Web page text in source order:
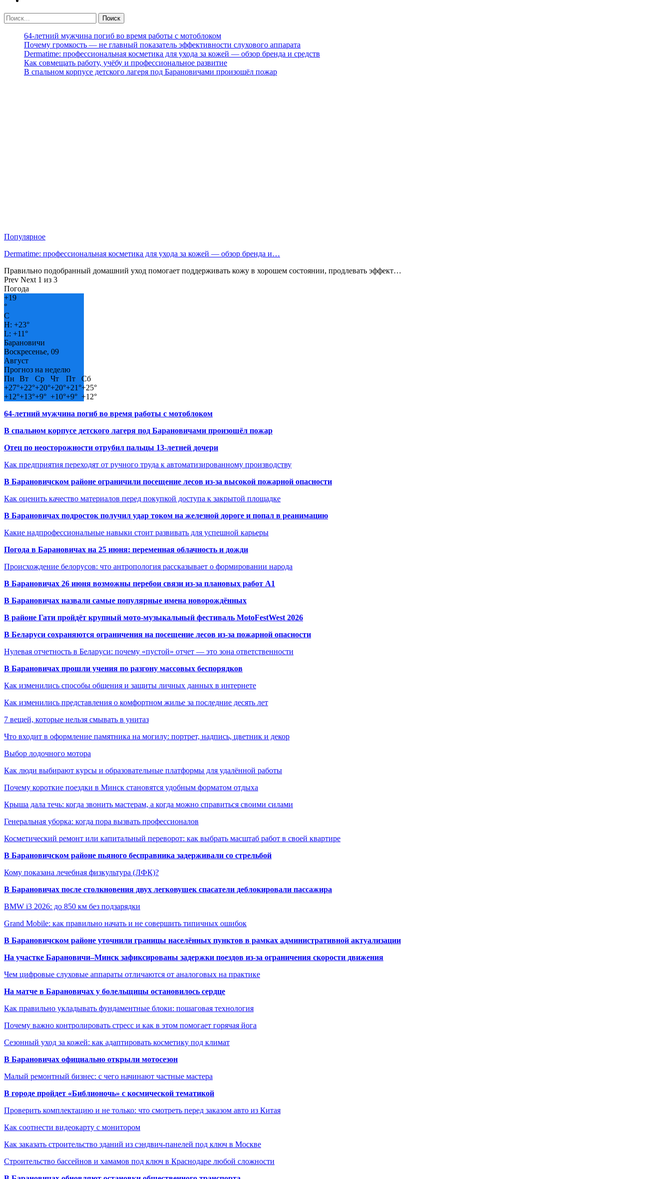
64-летний мужчина погиб во время работы с мотоблоком
Почему громкость — не главный показатель эффективности слухового аппарата
Dermatime: профессиональная косметика для ухода за кожей — обзор бренда и средств
Как совмещать работу, учёбу и профессиональное развитие
В спальном корпусе детского лагеря под Барановичами произошёл пожар
Популярное
Dermatime: профессиональная косметика для ухода за кожей — обзор бренда и…
Правильно подобранный домашний уход помогает поддерживать кожу в хорошем состоянии, продлевать эффект…
Prev Next 1 из 3
Погода
+19
°
C
H: +23°
L: +11°
Барановичи
Воскресенье, 09
Август
Прогноз на неделю
Пн
Вт Ср Чт Пт
Сб
+27°+22°+20°+20°+21°+25°
+12°+13°+9° +10°+9° +12°
64-летний мужчина погиб во время работы с мотоблоком
В спальном корпусе детского лагеря под Барановичами произошёл пожар
Отец по неосторожности отрубил пальцы 13-летней дочери
Как предприятия переходят от ручного труда к автоматизированному производству
В Барановичском районе ограничили посещение лесов из-за высокой пожарной опасности
Как оценить качество материалов перед покупкой доступа к закрытой площадке
В Барановичах подросток получил удар током на железной дороге и попал в реанимацию
Какие надпрофессиональные навыки стоит развивать для успешной карьеры
Погода в Барановичах на 25 июня: переменная облачность и дожди
Происхождение белорусов: что антропология рассказывает о формировании народа
В Барановичах 26 июня возможны перебои связи из-за плановых работ A1
В Барановичах назвали самые популярные имена новорождённых
В районе Гати пройдёт крупный мото-музыкальный фестиваль MotoFestWest 2026
В Беларуси сохраняются ограничения на посещение лесов из-за пожарной опасности
Нулевая отчетность в Беларуси: почему «пустой» отчет — это зона ответственности
В Барановичах прошли учения по разгону массовых беспорядков
Как изменились способы общения и защиты личных данных в интернете
Как изменились представления о комфортном жилье за последние десять лет
7 вещей, которые нельзя смывать в унитаз
Что входит в оформление памятника на могилу: портрет, надпись, цветник и декор
Выбор лодочного мотора
Как люди выбирают курсы и образовательные платформы для удалённой работы
Почему короткие поездки в Минск становятся удобным форматом отдыха
Крыша дала течь: когда звонить мастерам, а когда можно справиться своими силами
Генеральная уборка: когда пора вызвать профессионалов
Косметический ремонт или капитальный переворот: как выбрать масштаб работ в своей квартире
В Барановичском районе пьяного бесправника задерживали со стрельбой
Кому показана лечебная физкультура (ЛФК)?
В Барановичах после столкновения двух легковушек спасатели деблокировали пассажира
BMW i3 2026: до 850 км без подзарядки
Grand Mobile: как правильно начать и не совершить типичных ошибок
В Барановичском районе уточнили границы населённых пунктов в рамках административной актуализации
На участке Барановичи–Минск зафиксированы задержки поездов из-за ограничения скорости движения
Чем цифровые слуховые аппараты отличаются от аналоговых на практике
На матче в Барановичах у болельщицы остановилось сердце
Как правильно укладывать фундаментные блоки: пошаговая технология
Почему важно контролировать стресс и как в этом помогает горячая йога
Сезонный уход за кожей: как адаптировать косметику под климат
В Барановичах официально открыли мотосезон
Малый ремонтный бизнес: с чего начинают частные мастера
В городе пройдет «Библионочь» с космической тематикой
Проверить комплектацию и не только: что смотреть перед заказом авто из Китая
Как соотнести видеокарту с монитором
Как заказать строительство зданий из сэндвич-панелей под ключ в Москве
Строительство бассейнов и хамамов под ключ в Краснодаре любой сложности